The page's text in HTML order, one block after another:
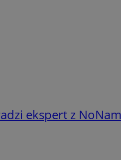
ekspert z